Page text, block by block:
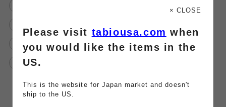
美しい素肌感
伝線しにくい
× CLOSE
Please visit tabiousa.com when
you would like the items in the
US.
This is the website for Japan market and doesn't
ship to the US.